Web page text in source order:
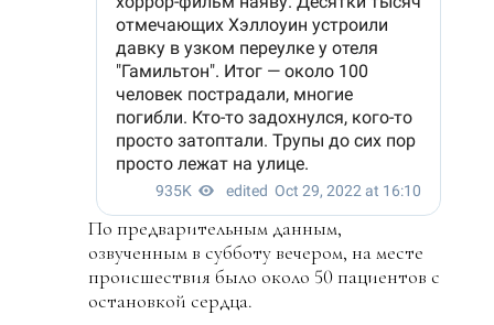
По предварительным данным,
озвученным в субботу вечером, на месте
происшествия было около 50 пациентов с
остановкой сердца.